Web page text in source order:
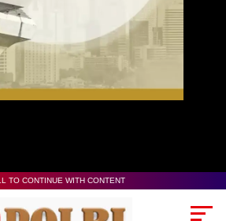
TO CONTINUE WITH CONTENT